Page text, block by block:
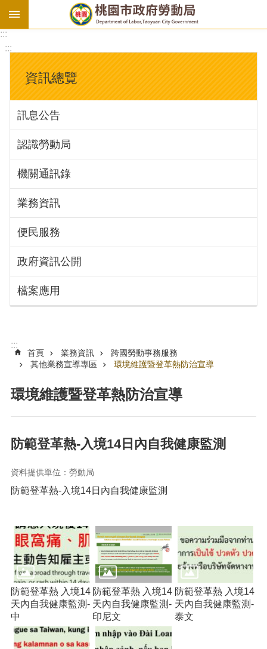
基
法
勞
資
會
庇
護
工
場
進
訊
息
公
識
局
通
訊
業
務
便
民
服
務
政
府
資
訊
:::
:::
資訊總覽
訊息公告
認識勞動局
機關通訊錄
業務資訊
便民服務
政府資訊公開
檔案應用
:::
首頁 業務資訊
跨國勞動事務服務
其他業務宣導專區
環境維護暨登革熱防治宣導
環境維護暨登革熱防治宣導
防範登革熱-入境14日內自我健康監測
資料提供單位：勞動局
防範登革熱-入境14日內自我健康監測
防範登革熱 入境14
天內自我健康監測-
中
防範登革熱 入境14
天內自我健康監測-
印尼文
防範登革熱 入境14
天內自我健康監測-
泰文